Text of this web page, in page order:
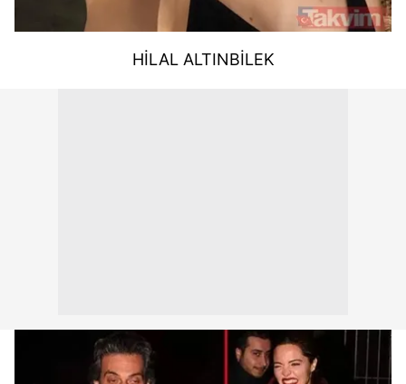
HİLAL ALTINBİLEK